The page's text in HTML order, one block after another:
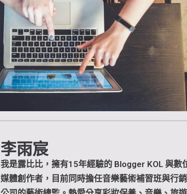
李雨宸
我是露比比，擁有15年經驗的 Blogger KOL 與數
媒體創作者，目前同時擔任音樂藝術補習班與行